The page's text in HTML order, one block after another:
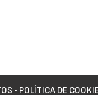
• POLÍTICA DE